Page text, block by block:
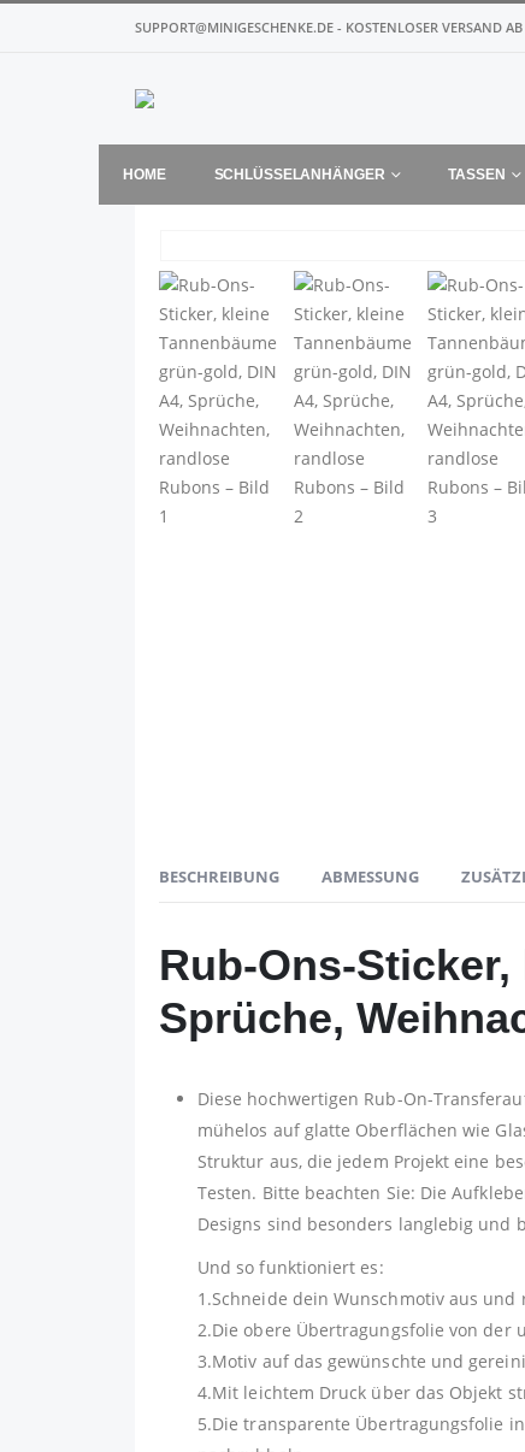
SUPPORT@MINIGESCHENKE.DE - KOSTENLOSER VERSAND AB
HOME SCHLÜSSELANHÄNGER TASSEN
BESCHREIBUNG ABMESSUNG
Rub-Ons-
Sprüche,
Diese hochwertigen Rub-On-
mühelos auf glatte Oberflächen wie
Struktur aus, die jedem Projekt eine
Testen. Bitte beachten Sie: Die
Designs sind besonders langlebig und
Und so funktioniert es:
1.Schneide dein Wunschmotiv aus und
2.Die obere Übertragungsfolie von der
3.Motiv auf das gewünschte und
4.Mit leichtem Druck über das Objekt
5.Die transparente Übertragungsfolie